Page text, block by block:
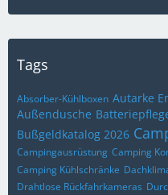
Tags
Absorber-Kühlboxen Autarke
Außendusche
Bußgeldkatalog 2026
Campingausrüstung Camping
Camping Kühlschränke
Drahtlose Rückfahrkameras